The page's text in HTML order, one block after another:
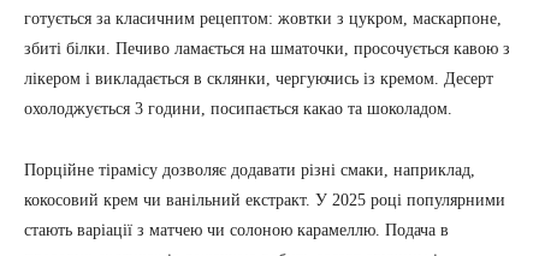
готується за класичним рецептом: жовтки з цукром, маскарпоне,
збиті білки. Печиво ламається на шматочки, просочується кавою з
лікером і викладається в склянки, чергуючись із кремом. Десерт
охолоджується 3 години, посипається какао та шоколадом.
Порційне тірамісу дозволяє додавати різні смаки, наприклад,
кокосовий крем чи ванільний екстракт. У 2025 році популярними
стають варіації з матчею чи солоною карамеллю. Подача в